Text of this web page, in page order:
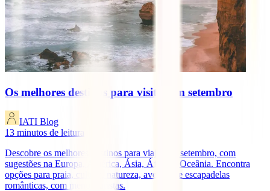
Os melhores destinos para visitar em setembro
IATI Blog
13 minutos de leitura
Descobre os melhores destinos para viajar em setembro, com
sugestões na Europa, América, Ásia, África e Oceânia. Encontra
opções para praia, cultura, natureza, aventura e escapadelas
românticas, com menos turistas.